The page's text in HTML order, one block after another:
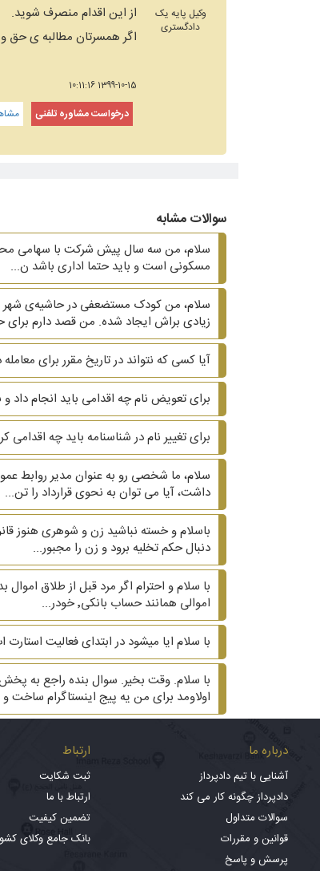
وکیل پایه یک
دادگستری
از این اقدام منصرف شوید.
اگر همسرتان مطالبه ی حق
1399-10-15 10:11:16
درخواست مشاوره تلفنی
سوالات مشابه
سلام، من سه سال پیش شرکت با سهامی
مسکونی است و باید حتما اداری باشد ن...
سلام، من کودک مستضعفی در حاشیه‌ی شهر
زیادی براش ایجاد شده. من قصد دارم
آیا کسی که نتواند در تاریخ مقرر برای
برای تعویض نام چه اقدامی باید انجام داد
برای تغییر نام در شناسنامه باید چه اقدامی
سلام، ما شخصی رو به عنوان مدیر روابط
داشت، آیا می توان به نحوی قرارداد را تن...
دنبال حکم تخلیه برود و زن را مجبور...
اموالی همانند حساب بانکی٬ خودر...
با سلام ایا میشود در ابتدای فعالیت
اولاومد برای من یه پیج اینستاگرام ساخت
درباره ما
آشنایی با تیم دادپرداز
دادپرداز چگونه کار می کند
سوالات متداول
قوانین و مقررات
پرسش و پاسخ
ارتباط
ثبت شکایت
ارتباط با ما
تضمین کیفیت
بانک جامع وکلای